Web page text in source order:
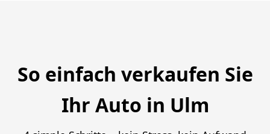
So einfach verkaufen Sie
Ihr Auto in Ulm